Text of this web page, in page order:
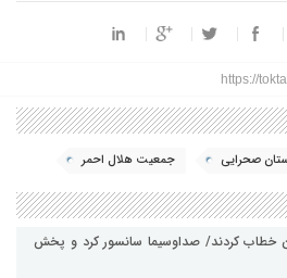
https://
صحرایی جمعیت هلال احمر
خطاب کردند/ صداوسیما سانسور کرد و پخش